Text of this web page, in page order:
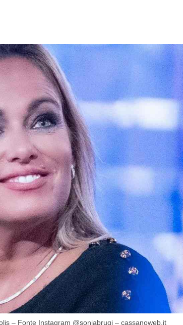
– Fonte Instagram @soniabrugi – cassanoweb.it